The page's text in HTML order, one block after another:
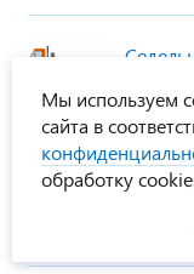
Мы используем
сайта в
обработку